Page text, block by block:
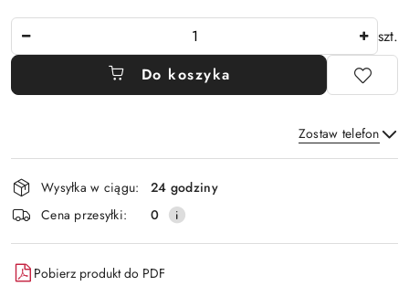
szt.
Do koszyka
Zostaw telefon
Wyślij
Dostępność
i
dostawa
Wysyłka w ciągu:
24 godziny
Cena przesyłki:
0
Pobierz produkt do PDF